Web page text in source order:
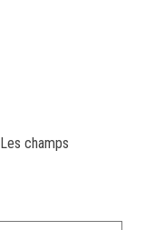
Les champs